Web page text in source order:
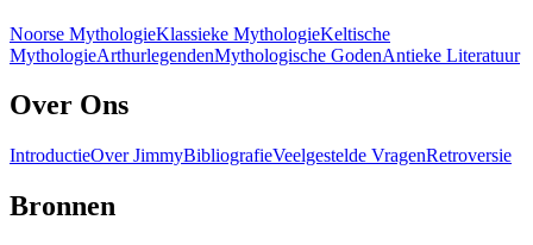
Noorse MythologieKlassieke MythologieKeltische
MythologieArthurlegendenMythologische GodenAntieke Literatuur
Over Ons
IntroductieOver JimmyBibliografieVeelgestelde VragenRetroversie
Bronnen